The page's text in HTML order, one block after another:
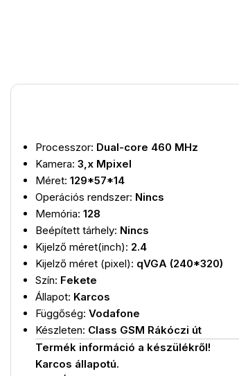
Processzor: Dual-core 460 MHz
Kamera: 3,x Mpixel
Méret: 129*57*14
Operációs rendszer: Nincs
Memória: 128
Beépített tárhely: Nincs
Kijelző méret(inch): 2.4
Kijelző méret (pixel): qVGA (240*320)
Szín: Fekete
Állapot: Karcos
Függőség: Vodafone
Készleten: Class GSM Rákóczi út
Termék információ a készülékről!
Karcos állapotú.